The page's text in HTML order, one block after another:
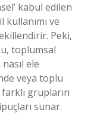
kabul edilen
ve
Peki,
toplumsal
ele
veya toplu
grupların
sunar.